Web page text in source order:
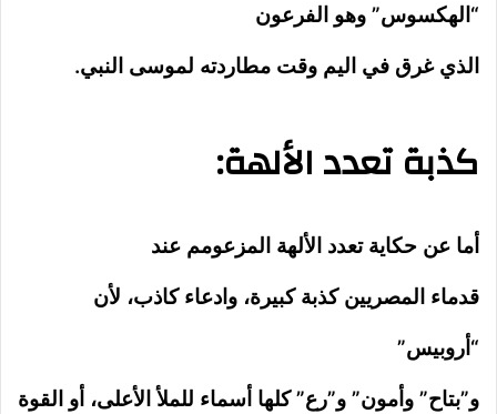
“الهكسوس” وهو الفرعون
الذي غرق في اليم وقت مطاردته لموسى النبي.
كذبة تعدد الألهة:
أما عن حكاية تعدد الألهة المزعومم عند
قدماء المصريين كذبة كبيرة، وادعاء كاذب، لأن
“أروبيس”
و”بتاح” وأمون” و”رع” كلها أسماء للملأ الأعلى، أو القوة